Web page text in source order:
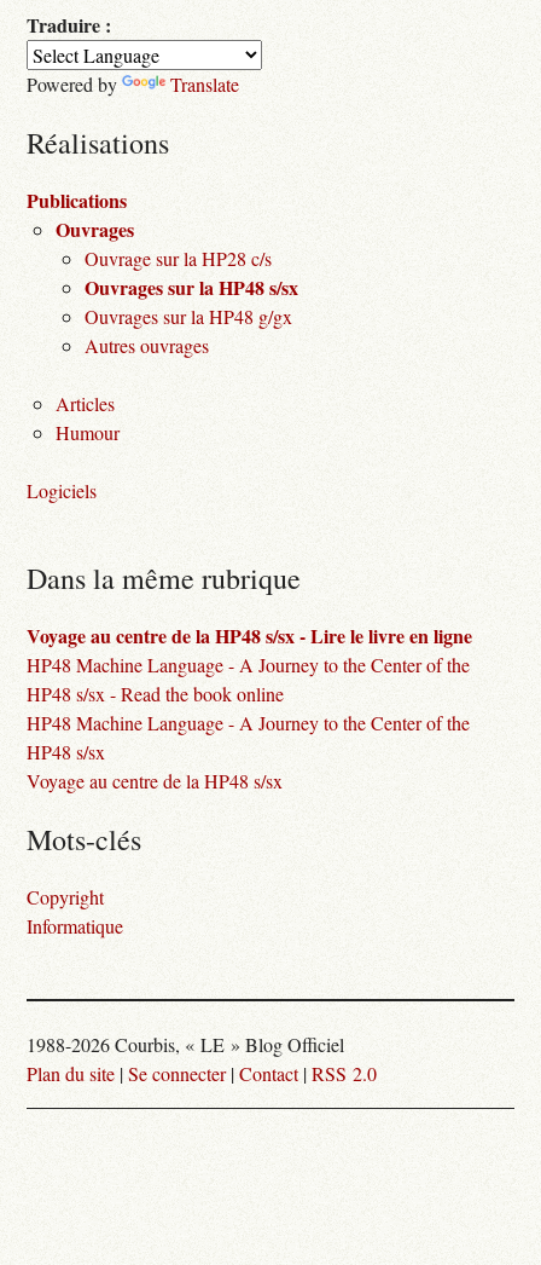
Traduire :
Powered by Translate
Réalisations
Publications
Ouvrages
Ouvrage sur la HP28 c/s
Ouvrages sur la HP48 s/sx
Ouvrages sur la HP48 g/gx
Autres ouvrages
Articles
Humour
Logiciels
Dans la même rubrique
Voyage au centre de la HP48 s/sx - Lire le livre en ligne
HP48 Machine Language - A Journey to the Center of the
HP48 s/sx - Read the book online
HP48 Machine Language - A Journey to the Center of the
HP48 s/sx
Voyage au centre de la HP48 s/sx
Mots-clés
Copyright
Informatique
1988-2026 Courbis, « LE » Blog Officiel
Plan du site |Se connecter|Contact|RSS 2.0